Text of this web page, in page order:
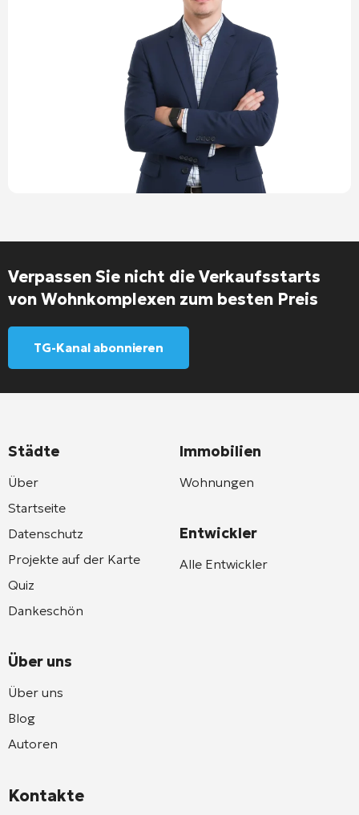
Verpassen Sie nicht die Verkaufsstarts
von Wohnkomplexen zum besten Preis
TG-Kanal abonnieren
Städte
Über
Startseite
Datenschutz
Projekte auf der Karte
Quiz
Dankeschön
Über uns
Über uns
Blog
Autoren
Immobilien
Wohnungen
Entwickler
Alle Entwickler
Kontakte